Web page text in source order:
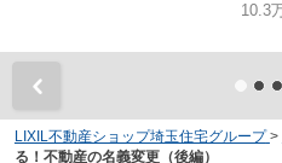
10.3
LIXIL不動産ショップ埼玉住宅グループ >
る！不動産の名義変更（後編）